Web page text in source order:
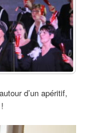
d’un apéritif,